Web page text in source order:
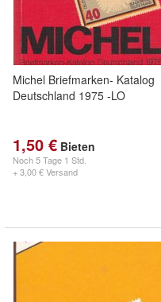
Michel Briefmarken- Katalog
Deutschland 1975 -LO
1,50 € Bieten
Noch5 Tage 1 Std.
+ 3,00 € Versand